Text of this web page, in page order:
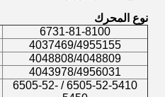
نوع المحرك
6731-81-8100
4037469/4955155
4048808/4048809
4043978/4956031
6505-52-5410 / 6505-52-